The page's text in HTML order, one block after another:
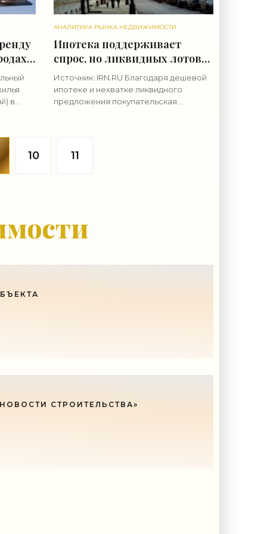
в
АНАЛИТИКА РЫНКА НЕДВИЖИМОСТИ
Ипотека поддерживает
спрос, но ликвидных лотов
не хватает. Квартиры в
Москве и Подмосковье в
июне-июле 2021 года -
Источник: IRN.RU Благодаря дешевой
ипотеке и нехватке ликвидного
предложения покупательская
10 11
СТРОИТЕЛЬСТВА»